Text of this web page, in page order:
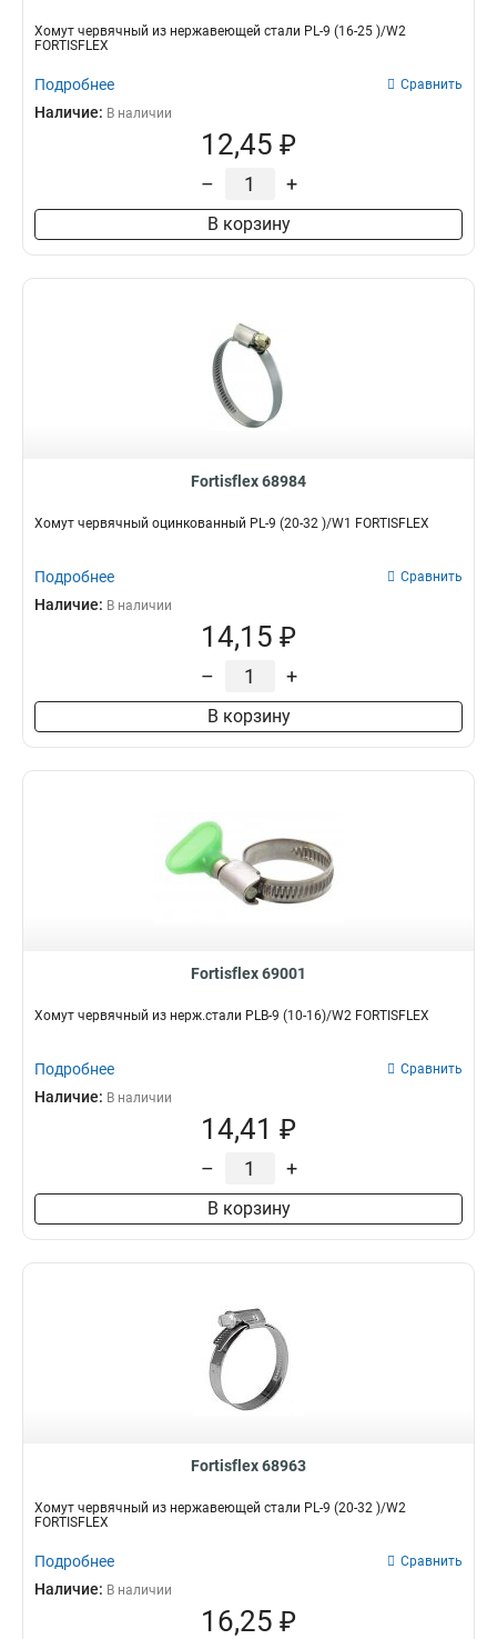
Хомут червячный из нержавеющей стали PL-9 (16-25 )/W2
FORTISFLEX
Подробнее Сравнить
Наличие: В наличии
12,45 ₽
– +
В корзину
Fortisflex 68984
Хомут червячный оцинкованный PL-9 (20-32 )/W1 FORTISFLEX
Подробнее Сравнить
Наличие: В наличии
14,15 ₽
– +
В корзину
Fortisflex 69001
Хомут червячный из нерж.стали PLB-9 (10-16)/W2 FORTISFLEX
Подробнее Сравнить
Наличие: В наличии
14,41 ₽
– +
В корзину
Fortisflex 68963
Хомут червячный из нержавеющей стали PL-9 (20-32 )/W2
FORTISFLEX
Подробнее Сравнить
Наличие: В наличии
16,25 ₽